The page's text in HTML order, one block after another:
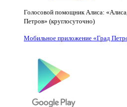
Голосовой помощник Алиса:
Петров» (круглосуточно)
Мобильное приложение «Град